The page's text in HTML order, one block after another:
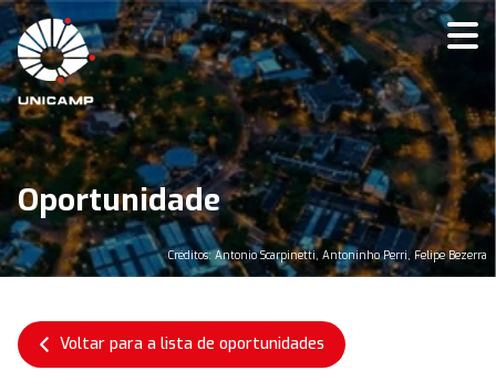
Oportunidade
Créditos: Antonio Scarpinetti, Antoninho Perri, Felipe Bezerra
Voltar para a lista de oportunidades